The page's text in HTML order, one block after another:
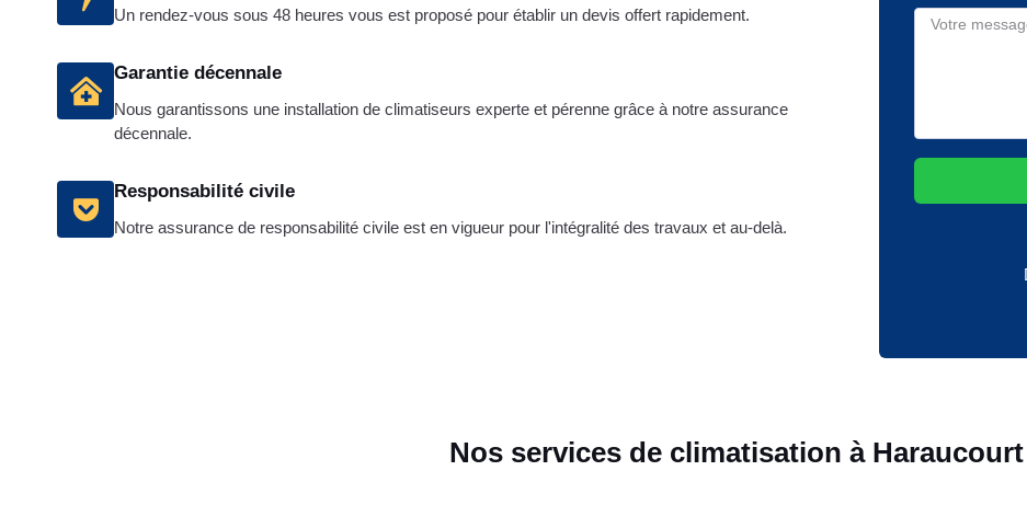
Un rendez-vous sous 48 heures vous est proposé pour établir un devis offert rapidement.
Garantie décennale
Nous garantissons une installation de climatiseurs experte et pérenne grâce à notre assurance
décennale.
Responsabilité civile
Notre assurance de responsabilité civile est en vigueur pour l'intégralité des travaux et au-delà.
Nos services de climatisation à Haraucourt